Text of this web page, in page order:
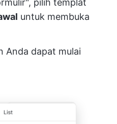
pilih templat
untuk membuka
Anda dapat mulai